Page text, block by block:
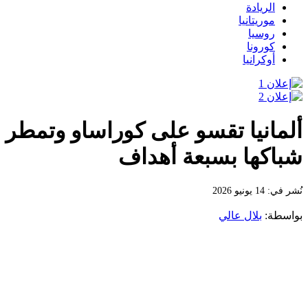
الريادة
موريتانيا
روسيا
كورونا
أوكرانيا
ألمانيا تقسو على كوراساو وتمطر
شباكها بسبعة أهداف
نُشر في: 14 يونيو 2026
بواسطة: بلال عالي